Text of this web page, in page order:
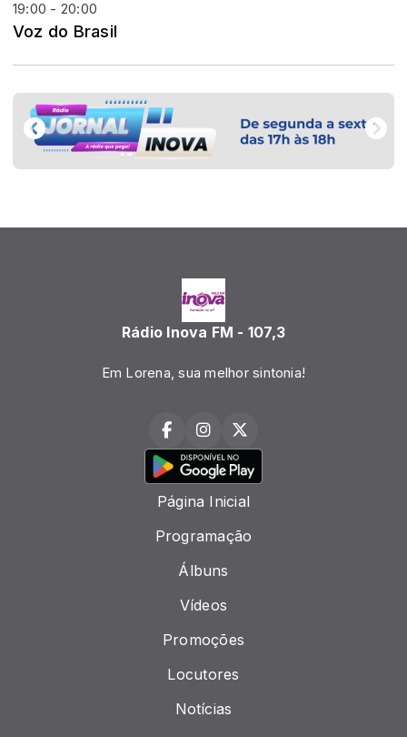
19:00 - 20:00
Voz do Brasil
Rádio Inova FM - 107,3
Em Lorena, sua melhor sintonia!
Página Inicial
Programação
Álbuns
Vídeos
Promoções
Locutores
Notícias